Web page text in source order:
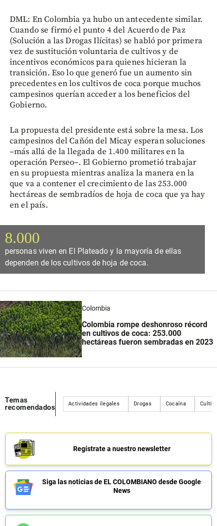
DML: En Colombia ya hubo un antecedente similar.
Cuando se firmó el punto 4 del Acuerdo de Paz
(Solución a las Drogas Ilícitas) se habló por primera
vez de sustitución voluntaria de cultivos y de
incentivos económicos para quienes hicieran la
transición. Eso lo que generó fue un aumento sin
precedentes en los cultivos de coca porque muchos
campesinos querían acceder a los beneficios del
Gobierno.
La propuesta del presidente está sobre la mesa. Los
campesinos del Cañón del Micay esperan soluciones
–más allá de la llegada de 1.400 militares en la
operación Perseo–. El Gobierno prometió trabajar
en su propuesta mientras analiza la manera en la
que va a contener el crecimiento de las 253.000
hectáreas de sembradíos de hoja de coca que ya hay
en el país.
8.000
personas viven en El Plateado y la mayoría de ellas
dependen de los cultivos de hoja de coca.
Colombia
Colombia rompe deshonroso récord
en cultivos de coca: 253.000
hectáreas fueron sembradas en 2023
Temas
recomendados
Actividades ilegales Drogas Cocaína
Regístrate a nuestro newsletter
Siga las noticias de EL COLOMBIANO desde Google
News